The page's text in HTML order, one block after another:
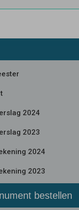
2024
2023
2024
2023
bestellen